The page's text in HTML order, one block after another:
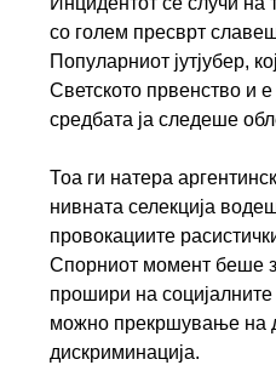
со голем пресврт
Популарниот јутјубер,
Светското првенство и
средбата ја следеше
Тоа ги натера
нивната селекција
провокациите
Спорниот момент беше
прошири на
можно прекршување на
дискриминација.